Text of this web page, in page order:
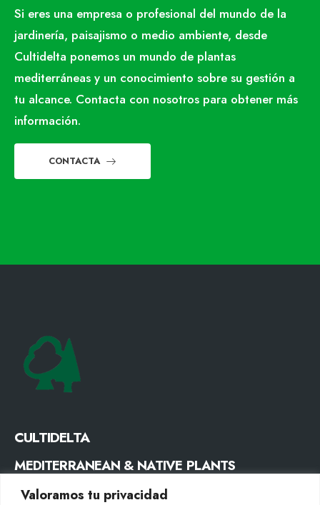
Valoramos tu privacidad
Si eres una empresa o profesional del mundo de la
jardinería, paisajismo o medio ambiente, desde
Cultidelta ponemos un mundo de plantas
mediterráneas y un conocimiento sobre su gestión a
tu alcance. Contacta con nosotros para obtener más
información.
CONTACTA
CULTIDELTA
MEDITERRANEAN & NATIVE PLANTS